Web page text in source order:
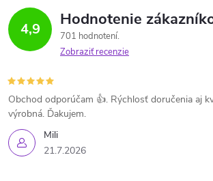
4,9 Hodnotenie
701 hodnotení
Zobraziť recenzie
Mili
21.7.2026
Obchod odporúčam 👍. Rýchlosť doručenia aj
výrobná. Ďakujem.